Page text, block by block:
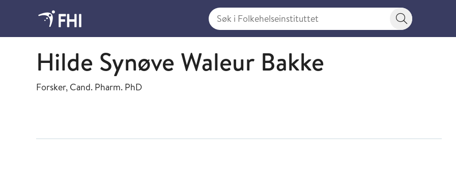
Søk i Folkehelseinstituttet
Søkeknapp
Smittevernregistre
Hilde Synøve Waleur Bakke
Forsker, Cand. Pharm. PhD